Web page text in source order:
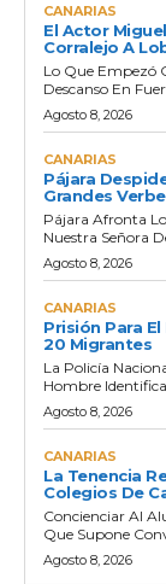
CANARIAS
El Actor
Corralejo A
Lo Que Empezó
Descanso En
Agosto 8, 2026
CANARIAS
Pájara
Grandes
Pájara Afronta
Nuestra Señora
Agosto 8, 2026
CANARIAS
Prisión Para
20 Migrantes
La Policía
Hombre
Agosto 8, 2026
CANARIAS
La Tenencia
Colegios De
Concienciar Al
Que Supone
Agosto 8, 2026